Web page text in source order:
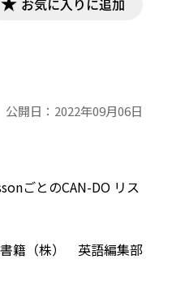
お気に入りに追加
公開日： 2022年09月06日
ごとのCAN-DO リス
籍（株） 英語編集部